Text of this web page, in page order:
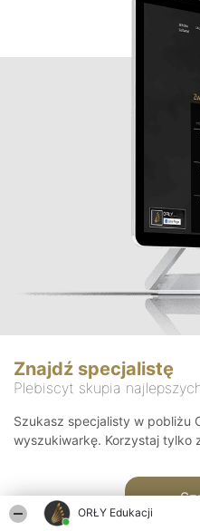
ORŁY Edukacji
Znajdź specjalistę
Plebiscyt skupia
Szukasz specjalisty w pobliżu
wyszukiwarkę. Korzystaj tylko